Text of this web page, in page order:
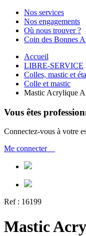
Nos services
Nos engagements
Où nous trouver ?
Coin des Bonnes
Accueil
LIBRE-SERVICE
Colles, mastic et
Colle et mastic
Mastic Acrylique
Vous êtes
Connectez-vous à votre
Me connecter
Ref : 16199
Mastic